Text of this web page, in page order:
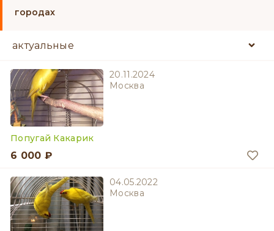
городах
20.11.2024
Москва
Попугай Какарик
6 000 ₽
04.05.2022
Москва